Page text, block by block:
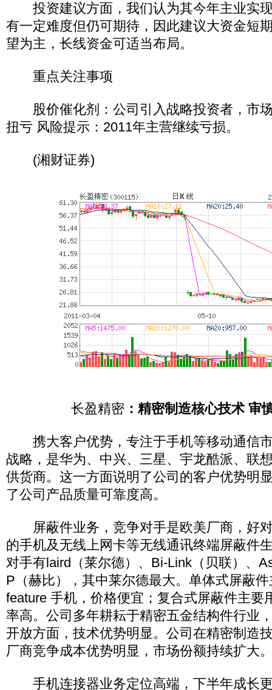
投资建议方面，我们认为其今年主业实
有一定难度但仍可期待，因此建议大资金短
望为主，长线资金可适当布局。
重点关注事项
股价催化剂：公司引入战略投资者，市
扭亏 风险提示：2011年主营继续亏损。
(湘财证券)
长盈精密：精密制造核心技术 审
携大客户优势，专注于手机等移动通信
战略，是华为、中兴、三星、宇龙酷派、联
供货商。这一方面说明了公司的客户优势明
了公司产品质量可靠度高。
屏蔽件业务，竞争对手是欧美厂商，好
的手机及无线上网卡等无线通讯终端屏蔽件
对手有laird（莱尔德）、Bi-Link（贝联）、
P（赫比），其中莱尔德最大。单体式屏蔽
feature 手机，价格便宜；复合式屏蔽件主要
率高。公司多年耕耘于精密五金结构件行业
开放方面，技术优势明显。公司在精密制造
厂商竞争成本优势明显，市场份额持续扩大
手机连接器业务定位高端，下半年成长